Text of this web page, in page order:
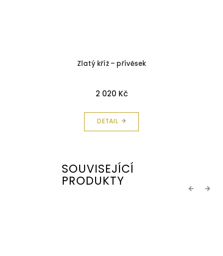
Zlatý kříž – přívěsek
2 020 Kč
DETAIL
SOUVISEJÍCÍ
PRODUKTY Previous
Next